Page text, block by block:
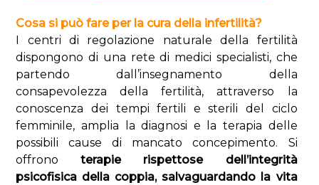
Cosa si può fare per la cura della infertilità?
I centri di regolazione naturale della fertilità
dispongono di una rete di medici specialisti, che
partendo dall’insegnamento della
consapevolezza della fertilità, attraverso la
conoscenza dei tempi fertili e sterili del ciclo
femminile, amplia la diagnosi e la terapia delle
possibili cause di mancato concepimento. Si
offronoterapie rispettose dell’integrità
psicofisica della coppia, salvaguardando la vita